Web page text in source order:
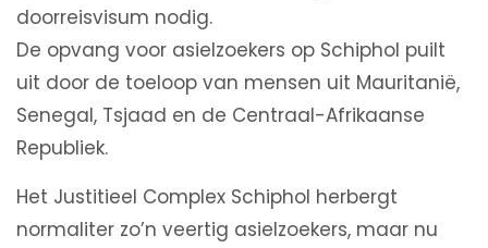
doorreisvisum nodig.
De opvang voor asielzoekers op Schiphol puilt
uit door de toeloop van mensen uit Mauritanië,
Senegal, Tsjaad en de Centraal-Afrikaanse
Republiek.
Het Justitieel Complex Schiphol herbergt
normaliter zo’n veertig asielzoekers, maar nu